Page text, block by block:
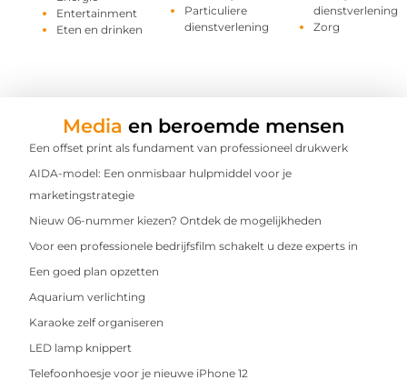
Entertainment
Eten en drinken
Particuliere
dienstverlening
dienstverlening
Zorg
Media en beroemde mensen
Een offset print als fundament van professioneel drukwerk
AIDA-model: Een onmisbaar hulpmiddel voor je
marketingstrategie
Nieuw 06-nummer kiezen? Ontdek de mogelijkheden
Voor een professionele bedrijfsfilm schakelt u deze experts in
Een goed plan opzetten
Aquarium verlichting
Karaoke zelf organiseren
LED lamp knippert
Telefoonhoesje voor je nieuwe iPhone 12